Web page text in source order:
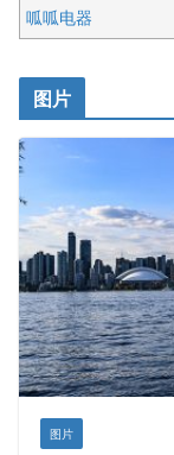
呱呱电器
开明车行KS CAR
皇后金融集团
铁木尔商业注册服务
图片
图片